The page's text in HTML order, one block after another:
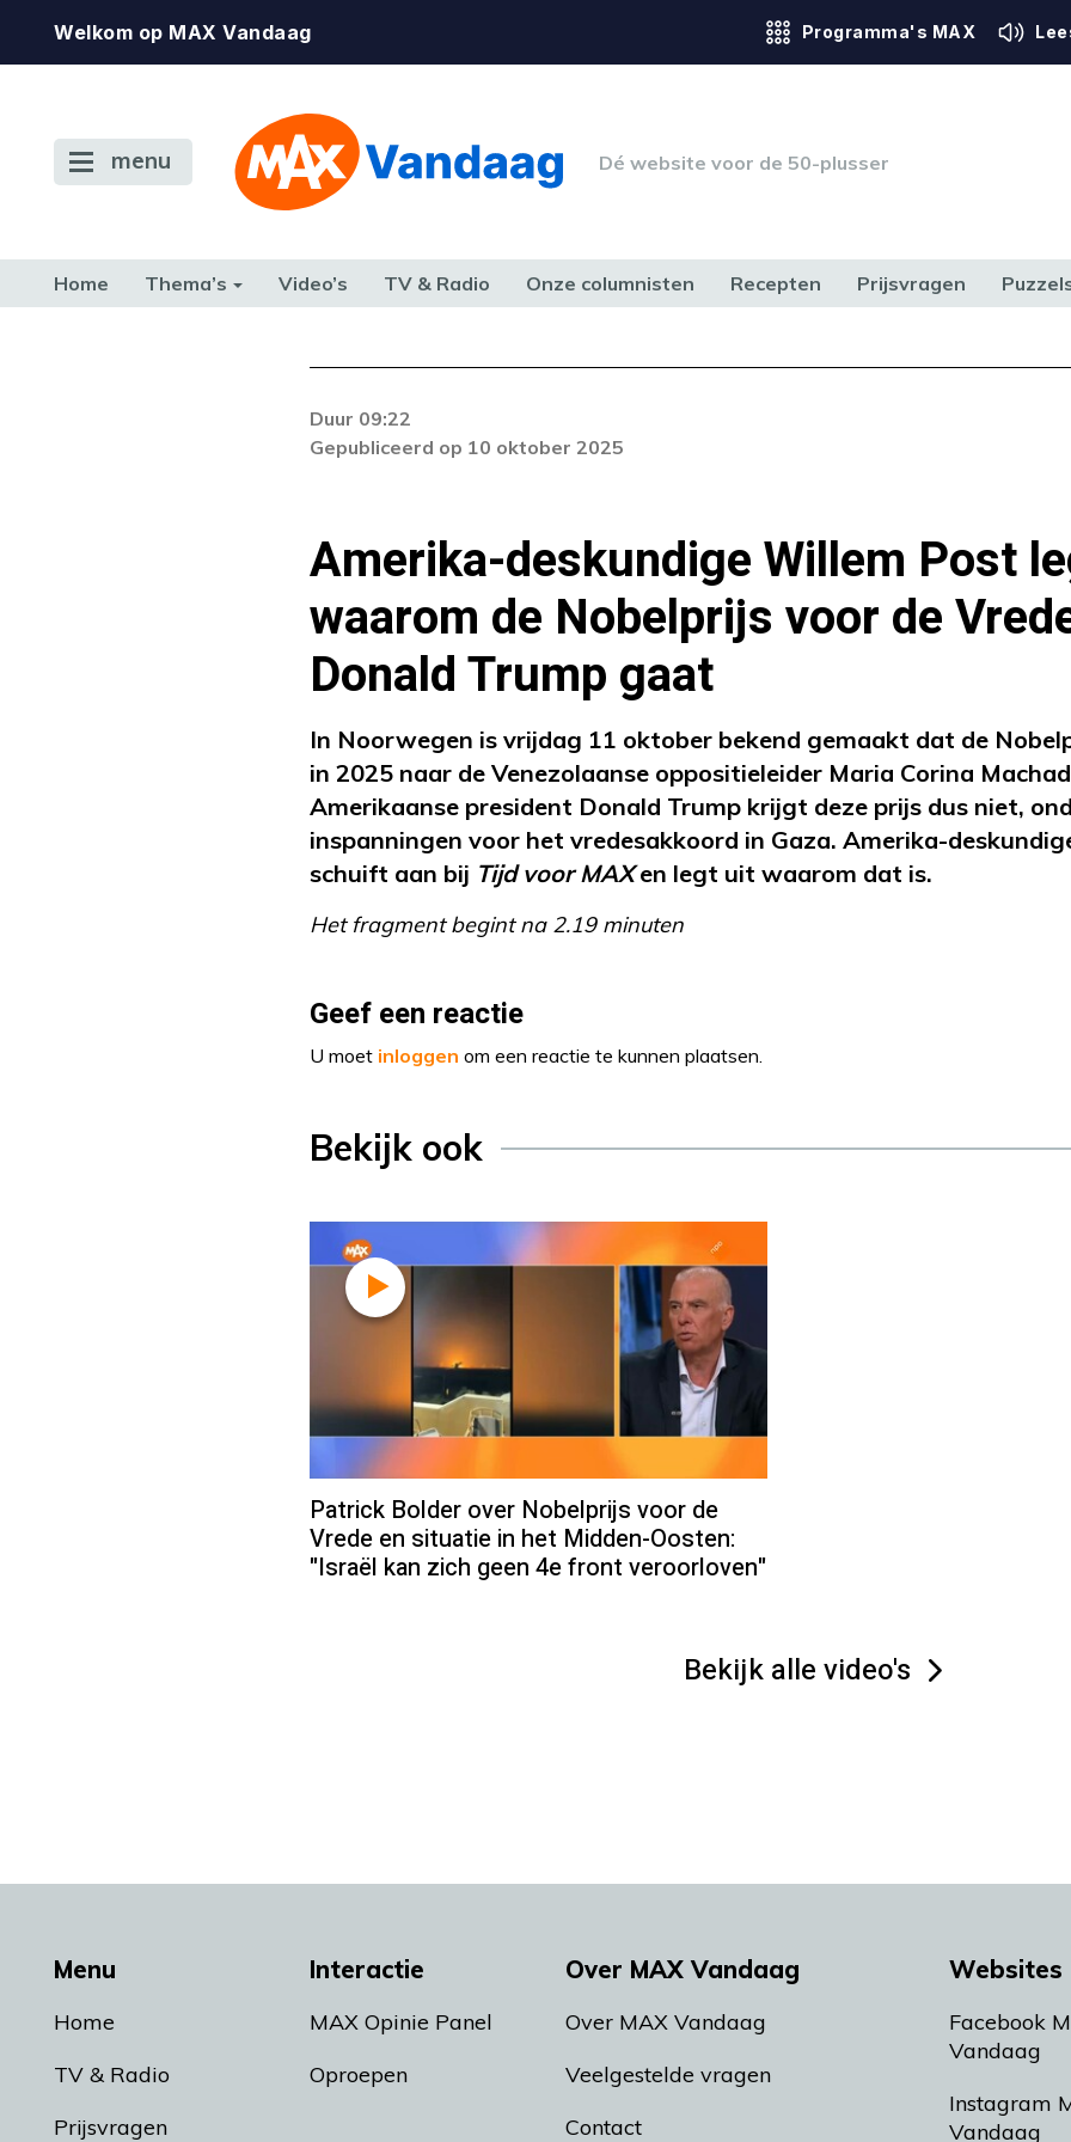
Welkom op MAX Vandaag Programma's MAX
menu Dé website voor de 50-plusser
Home Thema’s Video’s TV & Radio Onze columnisten Recepten Prijsvragen
Er is een licentie-fout opgetreden. Als het probleem
zich blijft voordoen, neem dan contact op met onze
Duur 09:22
Gepubliceerd op 10 oktober 2025
Amerika-deskundige Willem Post
waarom de Nobelprijs voor de
Donald Trump gaat
In Noorwegen is vrijdag 11 oktober bekend gemaakt dat de
in 2025 naar de Venezolaanse oppositieleider Maria Corina
Amerikaanse president Donald Trump krijgt deze prijs dus niet,
inspanningen voor het vredesakkoord in Gaza. Amerika-
schuift aan bij Tijd voor MAXen legt uit waarom dat is.
Het fragment begint na 2.19 minuten
Geef een reactie
U moet inloggen om een reactie te kunnen plaatsen.
Bekijk ook
Patrick Bolder over Nobelprijs voor de
Vrede en situatie in het Midden-Oosten:
"Israël kan zich geen 4e front veroorloven"
Bekijk alle video's
Menu
Home
TV & Radio
Prijsvragen
Interactie
MAX Opinie Panel
Oproepen
Over MAX Vandaag
Over MAX Vandaag
Veelgestelde vragen
Contact
Websites
Facebook
Vandaag
Instagram
Vandaag